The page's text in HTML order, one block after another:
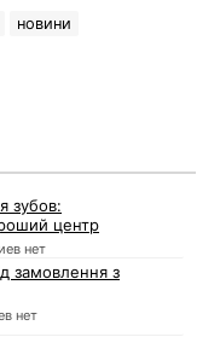
новини
зубов:
центр
нет
замовлення з
нет